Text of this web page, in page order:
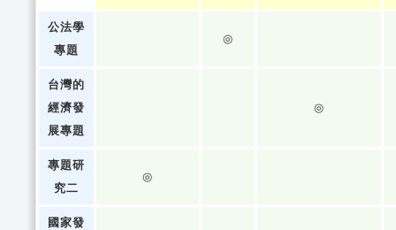
公法學
專題
◎
台灣的
經濟發
展專題
◎
專題研
究二
◎
國家發